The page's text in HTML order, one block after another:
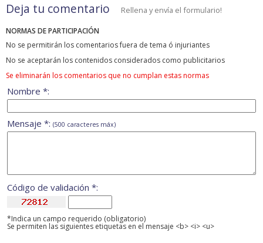
Deja tu comentario Rellena y envía el formulario!
NORMAS DE PARTICIPACIÓN
No se permitirán los comentarios fuera de tema ó injuriantes
No se aceptarán los contenidos considerados como publicitarios
Se eliminarán los comentarios que no cumplan estas normas
Nombre *:
Mensaje *: (500 caracteres máx)
Código de validación *:
*Indica un campo requerido (obligatorio)
Se permiten las siguientes etiquetas en el mensaje <b> <i> <u>